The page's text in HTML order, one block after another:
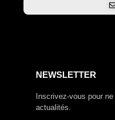
NEWSLETTER
Inscrivez-vous pour
actualités.